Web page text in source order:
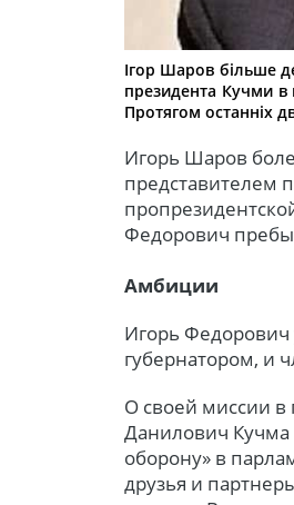
Ігор Шаров більше
президента Кучми в
Протягом останніх
Игорь Шаров
представителем
Федорович
Амбиции
Игорь Федорович
губернатором, и
О своей миссии в
Данилович Кучма
оборону» в
друзья и